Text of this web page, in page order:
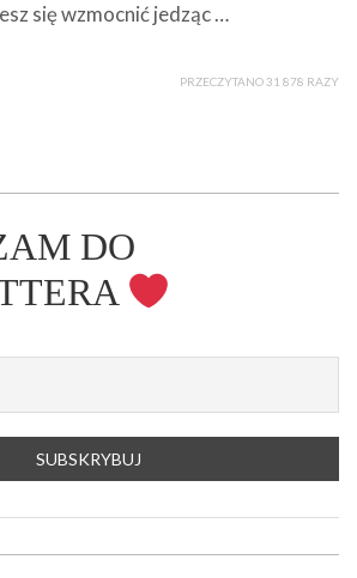
się wzmocnić jedząc …
PRZECZYTANO 31 878 RAZY
DO